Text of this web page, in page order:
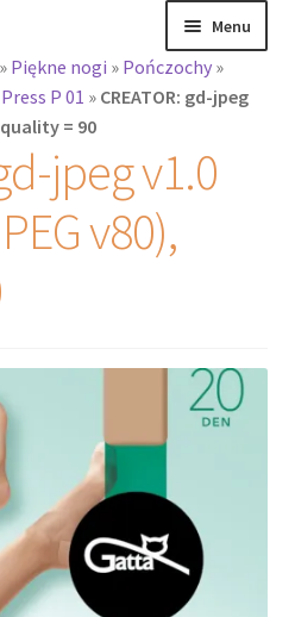
Menu
» Piękne nogi » Pończochy»
P 01 » CREATOR: gd-jpeg
quality = 90
jpeg v1.0
v80),